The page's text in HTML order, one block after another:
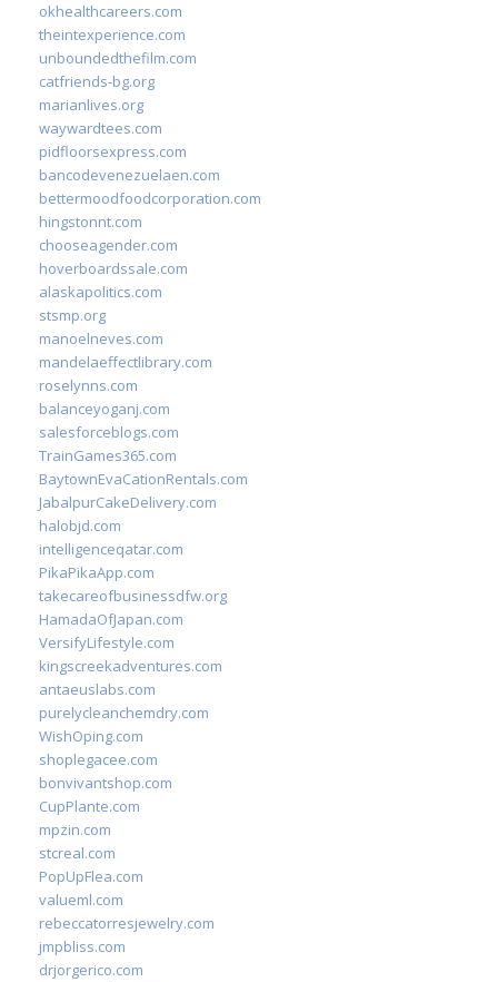
okhealthcareers.com
theintexperience.com
unboundedthefilm.com
catfriends-bg.org
marianlives.org
waywardtees.com
pidfloorsexpress.com
bancodevenezuelaen.com
bettermoodfoodcorporation.com
hingstonnt.com
chooseagender.com
hoverboardssale.com
alaskapolitics.com
stsmp.org
manoelneves.com
mandelaeffectlibrary.com
roselynns.com
balanceyoganj.com
salesforceblogs.com
TrainGames365.com
BaytownEvaCationRentals.com
JabalpurCakeDelivery.com
halobjd.com
intelligenceqatar.com
PikaPikaApp.com
takecareofbusinessdfw.org
HamadaOfJapan.com
VersifyLifestyle.com
kingscreekadventures.com
antaeuslabs.com
purelycleanchemdry.com
WishOping.com
shoplegacee.com
bonvivantshop.com
CupPlante.com
mpzin.com
stcreal.com
PopUpFlea.com
valueml.com
rebeccatorresjewelry.com
jmpbliss.com
drjorgerico.com